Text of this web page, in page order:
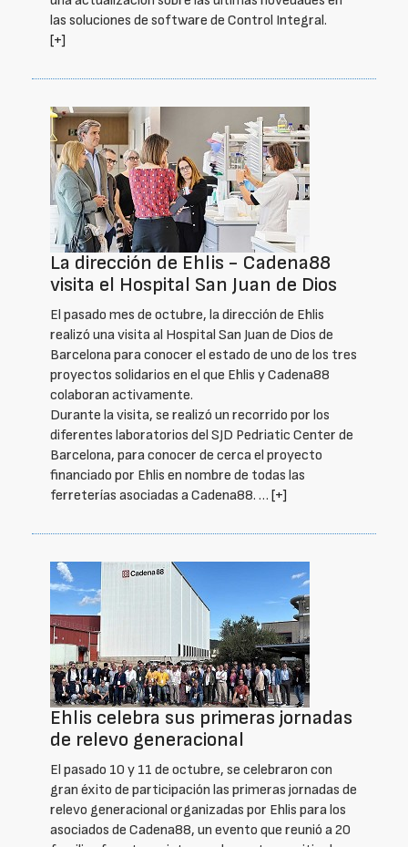
las soluciones de software de Control Integral.
[+]
La dirección de Ehlis - Cadena88
visita el Hospital San Juan de Dios
El pasado mes de octubre, la dirección de Ehlis
realizó una visita al Hospital San Juan de Dios de
Barcelona para conocer el estado de uno de los tres
proyectos solidarios en el que Ehlis y Cadena88
colaboran activamente.
Durante la visita, se realizó un recorrido por los
diferentes laboratorios del SJD Pedriatic Center de
Barcelona, para conocer de cerca el proyecto
financiado por Ehlis en nombre de todas las
ferreterías asociadas a Cadena88. … [+]
Ehlis celebra sus primeras jornadas
de relevo generacional
El pasado 10 y 11 de octubre, se celebraron con
gran éxito de participación las primeras jornadas de
relevo generacional organizadas por Ehlis para los
asociados de Cadena88, un evento que reunió a 20